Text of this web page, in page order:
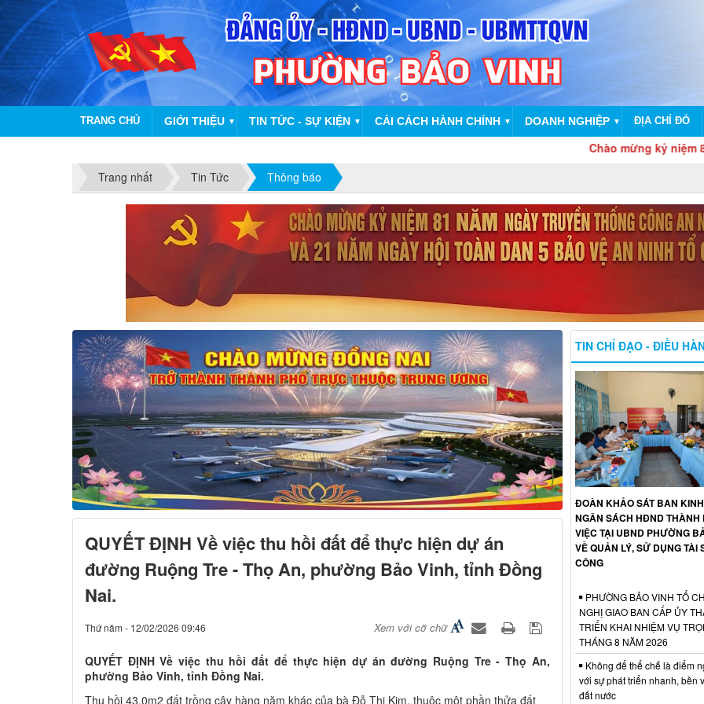
TRANG CHỦ GIỚI THIỆU ▼ TIN TỨC - SỰ KIỆN ▼ CẢI CÁCH HÀNH CHÍNH ▼ DOANH NGHIỆP ▼ ĐỊA CHỈ ĐỎ
Chào mừng kỷ niệm 81 năm
Trang nhất
Tin Tức Thông báo
QUYẾT ĐỊNH Về việc thu hồi đất để thực hiện dự án
đường Ruộng Tre - Thọ An, phường Bảo Vinh, tỉnh Đồng
Nai.
Thứ năm - 12/02/2026 09:46 Xem với cỡ chữ
QUYẾT ĐỊNH Về việc thu hồi đất để thực hiện dự án đường Ruộng Tre - Thọ An,
phường Bảo Vinh, tỉnh Đồng Nai.
Thu hồi 43,0m2 đất trồng cây hàng năm khác của bà Đỗ Thị Kim, thuộc một phần thửa đất
TIN CHỈ ĐẠO - ĐIỀU
ĐOÀN KHẢO SÁT BAN
NGÂN SÁCH HĐND THÀNH
VIỆC TẠI UBND PHƯỜNG
VỀ QUẢN LÝ, SỬ DỤNG TÀI
CÔNG
PHƯỜNG BẢO VINH TỔ
NGHỊ GIAO BAN CẤP ỦY
TRIỂN KHAI NHIỆM VỤ
THÁNG 8 NĂM 2026
Không để thể chế là điểm
với sự phát triển nhanh, bền
đất nước